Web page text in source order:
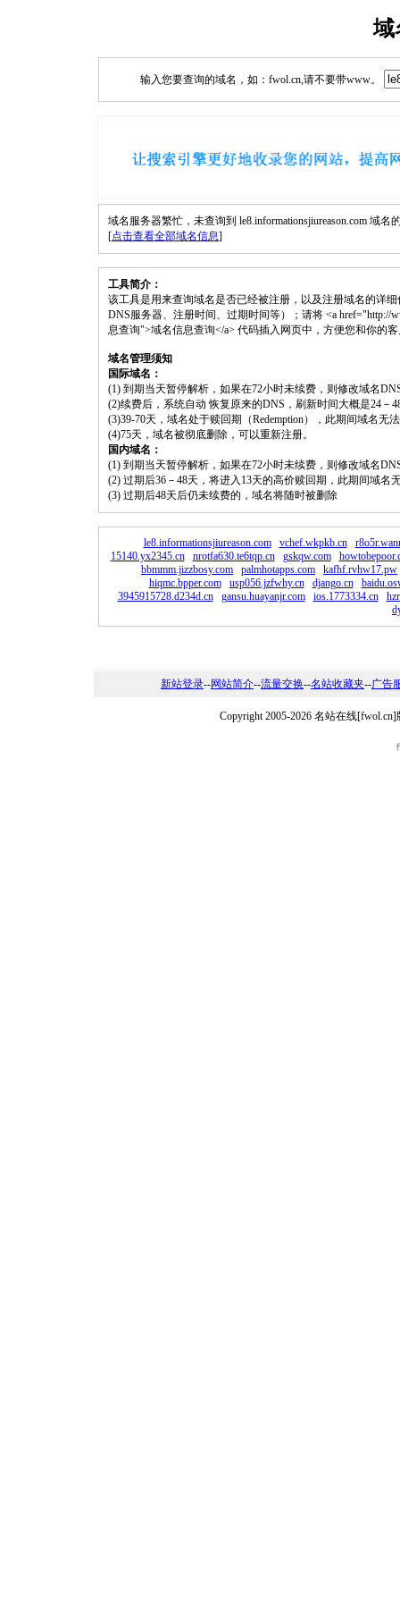
域
输入您要查询的域名，如：fwol.cn,请不要带www。
域名服务器繁忙，未查询到 le8.informationsjiureason.com 域名
[点击查看全部域名信息]
工具简介：
该工具是用来查询域名是否已经被注册，以及注册域名的详
DNS服务器、注册时间、过期时间等）；请将 <a href="http://
息查询">域名信息查询</a> 代码插入网页中，方便您和你的
域名管理须知
国际域名：
(1) 到期当天暂停解析，如果在72小时未续费，则修改域名
(2)续费后，系统自动 恢复原来的DNS，刷新时间大概是24－
(3)39-70天，域名处于赎回期（Redemption），此期间域名无
(4)75天，域名被彻底删除，可以重新注册。
国内域名：
(1) 到期当天暂停解析，如果在72小时未续费，则修改域名
(2) 过期后36－48天，将进入13天的高价赎回期，此期间域名
(3) 过期后48天后仍未续费的，域名将随时被删除
le8.informationsjiureason.com vchef.wkpkb.cn
15140.yx2345.cn
nrotfa630.te6tqp.cn gskqw.com
bbmmm.jizzbosy.com
palmhotapps.com
kafhf.rvhw17.pw
hiqmc.bpper.com
usp056.jzfwhy.cn django.cn
3945915728.d234d.cn
gansu.huayanjr.com ios.1773334.cn
新站登录--网站简介--流量交换--名站收藏夹--广告
Copyright 2005-2026 名站在线